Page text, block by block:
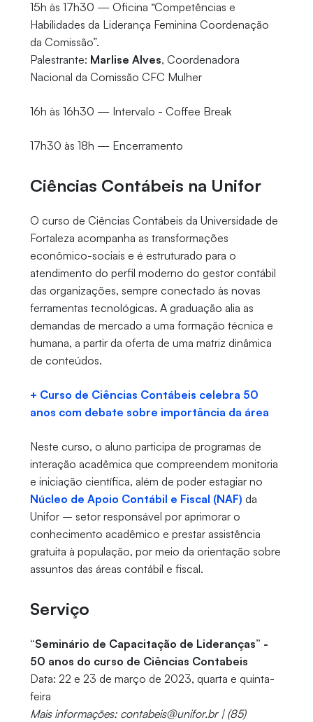
15h às 17h30 — Oficina “Competências e
Habilidades da Liderança Feminina Coordenação
da Comissão”.
Palestrante: Marlise Alves, Coordenadora
Nacional da Comissão CFC Mulher
16h às 16h30 — Intervalo - Coffee Break
17h30 às 18h — Encerramento
Ciências Contábeis na Unifor
O curso de Ciências Contábeis da Universidade de
Fortaleza acompanha as transformações
econômico-sociais e é estruturado para o
atendimento do perfil moderno do gestor contábil
das organizações, sempre conectado às novas
ferramentas tecnológicas. A graduação alia as
demandas de mercado a uma formação técnica e
humana, a partir da oferta de uma matriz dinâmica
de conteúdos.
+ Curso de Ciências Contábeis celebra 50
anos com debate sobre importância da área
Neste curso, o aluno participa de programas de
interação acadêmica que compreendem monitoria
e iniciação científica, além de poder estagiar no
Núcleo de Apoio Contábil e Fiscal (NAF) da
Unifor – setor responsável por aprimorar o
conhecimento acadêmico e prestar assistência
gratuita à população, por meio da orientação sobre
assuntos das áreas contábil e fiscal.
Serviço
“Seminário de Capacitação de Lideranças” -
50 anos do curso de Ciências Contabeis
Data: 22 e 23 de março de 2023, quarta e quinta-
feira
Mais informações: contabeis@unifor.br | (85)